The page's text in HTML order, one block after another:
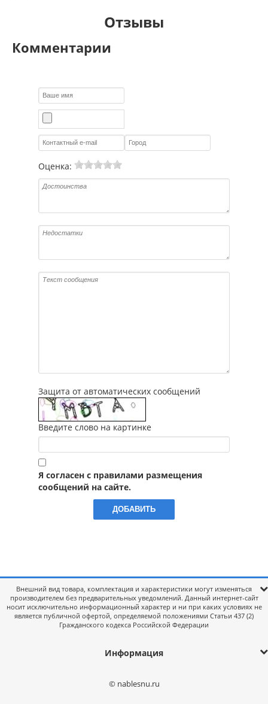
Отзывы
Комментарии
Оценка:
Защита от автоматических сообщений
Введите слово на картинке
Я согласен с правилами размещения
сообщений на сайте.
Внешний вид товара, комплектация и характеристики могут изменяться
производителем без предварительных уведомлений. Данный интернет-сайт
носит исключительно информационный характер и ни при каких условиях не
является публичной офертой, определяемой положениями Статьи 437 (2)
Гражданского кодекса Российской Федерации
Информация
© nablesnu.ru